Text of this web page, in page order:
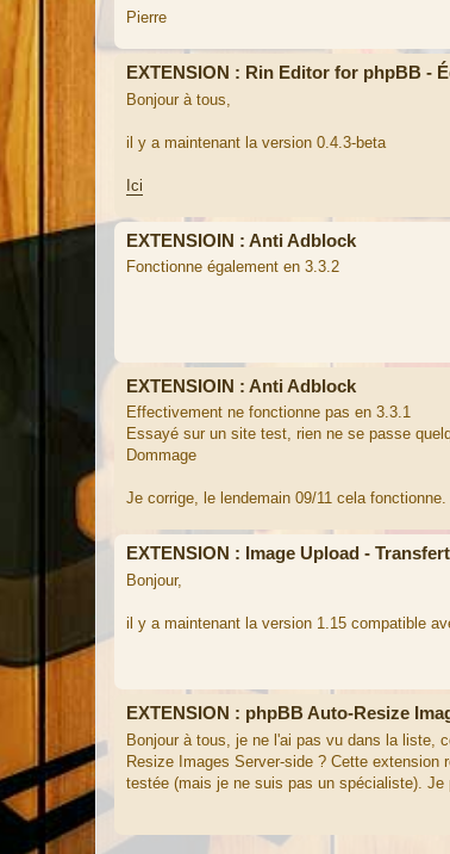
Pierre
EXTENSION : Rin Editor for phpBB -
Bonjour à tous,
il y a maintenant la version 0.4.3-beta
Ici
EXTENSIOIN : Anti Adblock
Fonctionne également en 3.3.2
EXTENSIOIN : Anti Adblock
Effectivement ne fonctionne pas en 3.3.1
Essayé sur un site test, rien ne se passe
Dommage
Je corrige, le lendemain 09/11 cela
EXTENSION : Image Upload -
Bonjour,
il y a maintenant la version 1.15 compatible
EXTENSION : phpBB Auto-Resize
Bonjour à tous, je ne l'ai pas vu dans la liste,
Resize Images Server-side ? Cette
testée (mais je ne suis pas un spécialiste). Je